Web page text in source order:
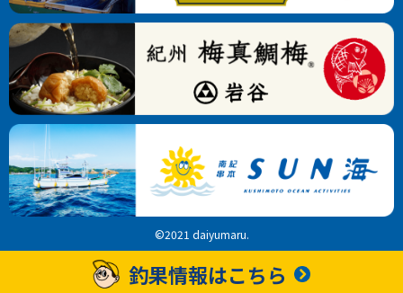
©2021 daiyumaru.
釣果情報はこちら